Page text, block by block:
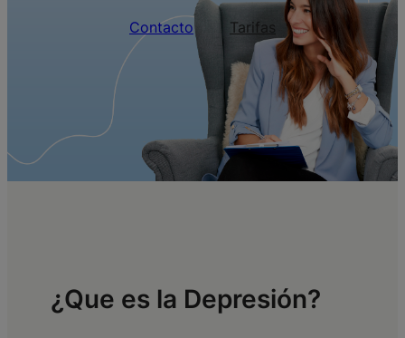
Contacto Tarifas
¿Que es la Depresión?